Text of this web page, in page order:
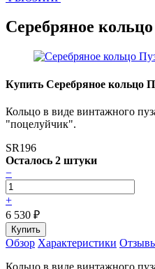
Серебряное
Купить Серебряное кольцо
Кольцо в виде винтажного
"поцелуйчик".
SR196
Осталось 2 штуки
−
+
6 530 ₽
Обзор Характеристики
Кольцо в виде винтажного